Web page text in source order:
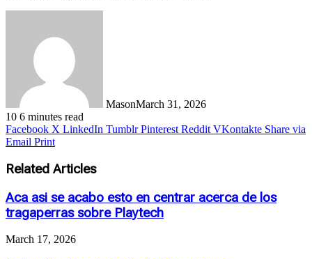
MasonMarch 31, 2026
10 6 minutes read
Facebook X LinkedIn Tumblr Pinterest Reddit VKontakte Share via
Email Print
Related Articles
Aca asi se acabo esto en centrar acerca de los
tragaperras sobre Playtech
March 17, 2026